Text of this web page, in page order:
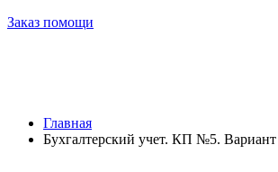
Заказ помощи
Главная
Бухгалтерский учет. КП №5. Вариант